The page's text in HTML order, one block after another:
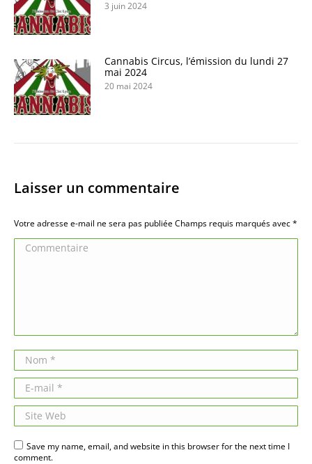
3 juin 2024
Cannabis Circus, l’émission du lundi 27
mai 2024
20 mai 2024
Laisser un commentaire
Votre adresse e-mail ne sera pas publiée Champs requis marqués avec*
Commentaire
Nom *
E-mail *
Site Web
Save my name, email, and website in this browser for the next time I
comment.